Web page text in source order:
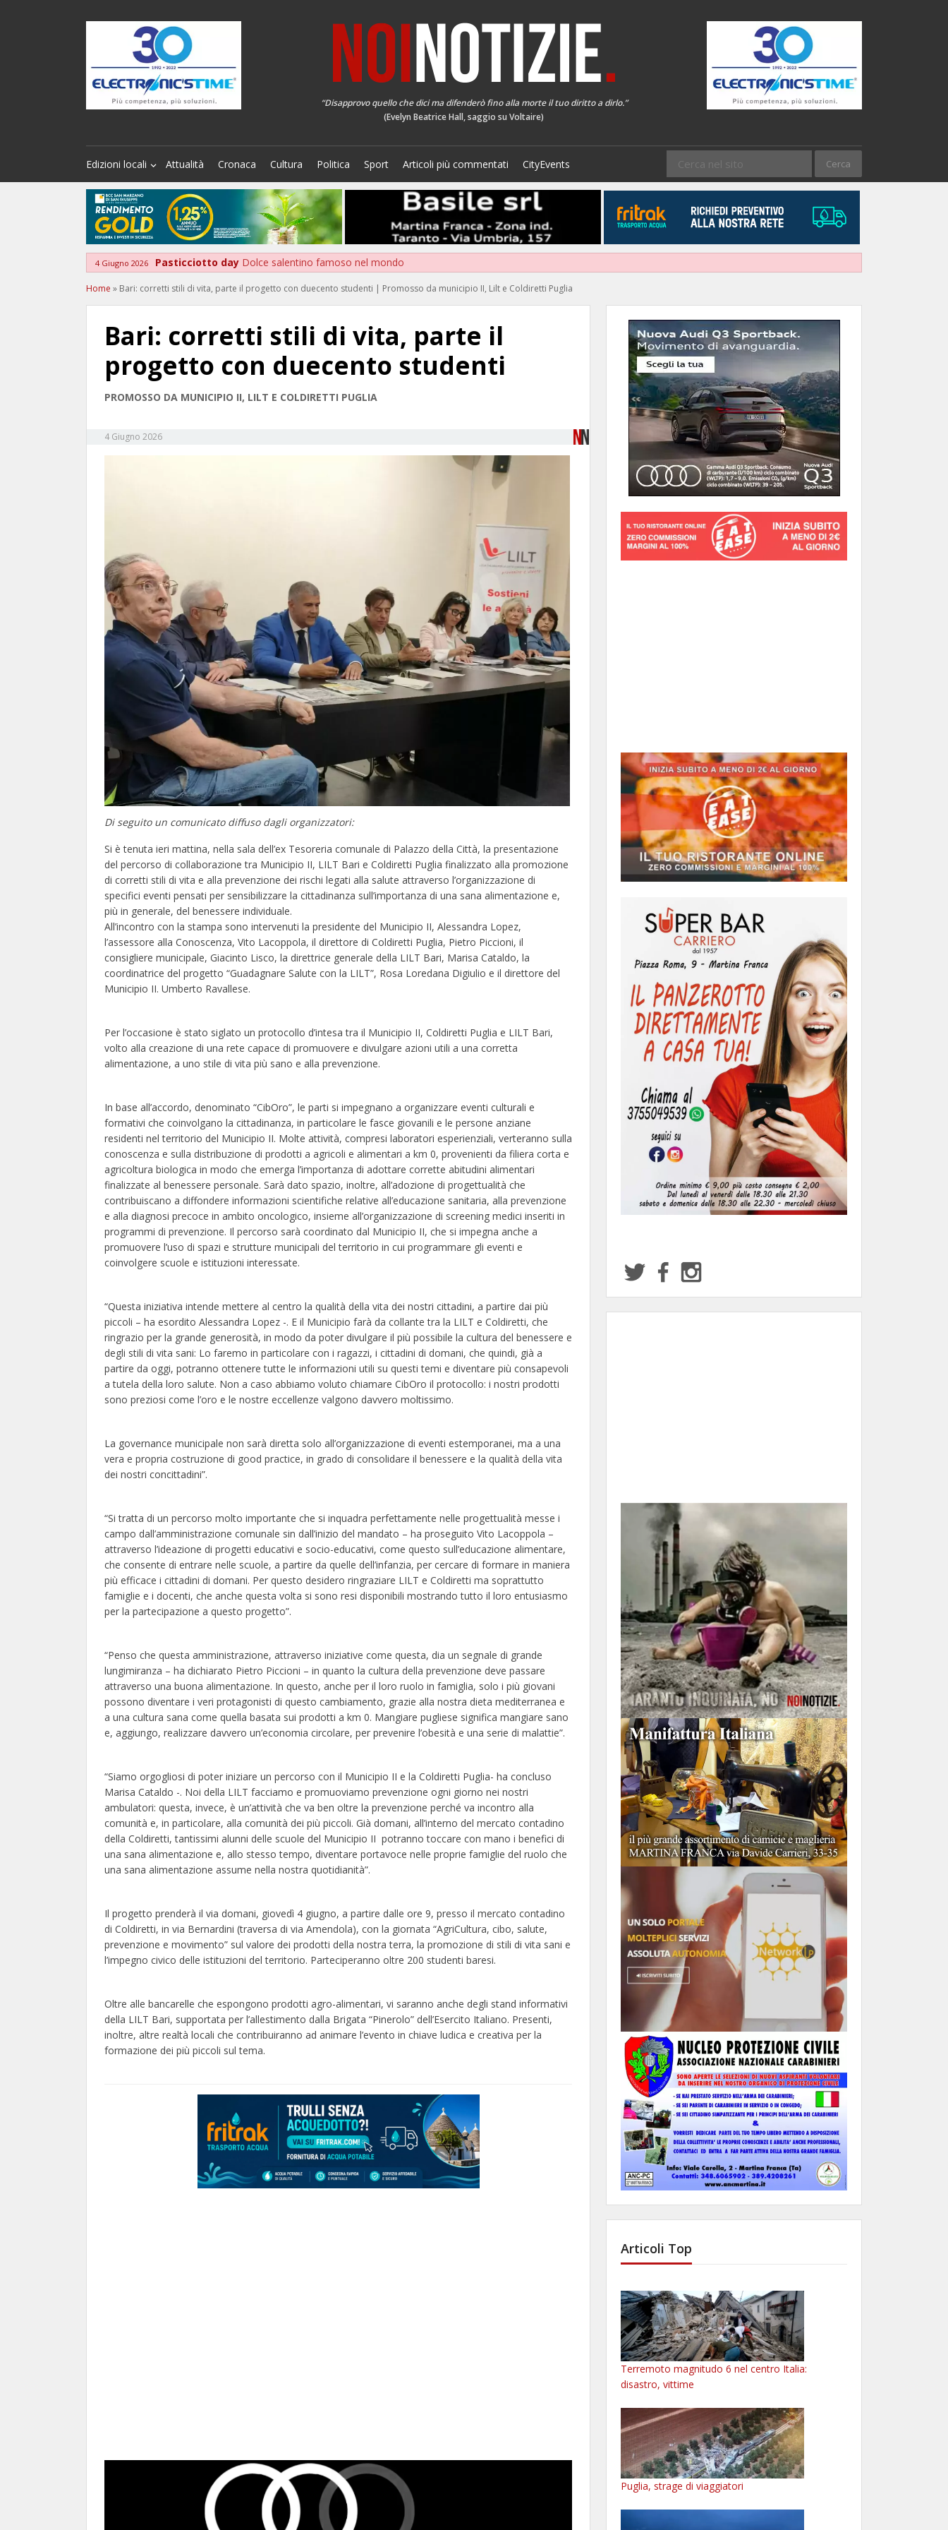
“Disapprovo quello che dici ma difenderò fino alla morte il tuo diritto a dirlo.”
(Evelyn Beatrice Hall, saggio su Voltaire)
Edizioni locali Attualità Cronaca Cultura Politica Sport Articoli più commentati CityEvents
4 Giugno 2026 Pasticciotto day Dolce salentino famoso nel mondo
Home » Bari: corretti stili di vita, parte il progetto con duecento studenti | Promosso da municipio II, Lilt e Coldiretti Puglia
Bari: corretti stili di vita, parte il
progetto con duecento studenti
PROMOSSO DA MUNICIPIO II, LILT E COLDIRETTI PUGLIA
4 Giugno 2026
Di seguito un comunicato diffuso dagli organizzatori:
Si è tenuta ieri mattina, nella sala dell’ex Tesoreria comunale di Palazzo della Città, la presentazione
del percorso di collaborazione tra Municipio II, LILT Bari e Coldiretti Puglia finalizzato alla promozione
di corretti stili di vita e alla prevenzione dei rischi legati alla salute attraverso l’organizzazione di
specifici eventi pensati per sensibilizzare la cittadinanza sull’importanza di una sana alimentazione e,
più in generale, del benessere individuale.
All’incontro con la stampa sono intervenuti la presidente del Municipio II, Alessandra Lopez,
l’assessore alla Conoscenza, Vito Lacoppola, il direttore di Coldiretti Puglia, Pietro Piccioni, il
consigliere municipale, Giacinto Lisco, la direttrice generale della LILT Bari, Marisa Cataldo, la
coordinatrice del progetto “Guadagnare Salute con la LILT”, Rosa Loredana Digiulio e il direttore del
Municipio II. Umberto Ravallese.
Per l’occasione è stato siglato un protocollo d’intesa tra il Municipio II, Coldiretti Puglia e LILT Bari,
volto alla creazione di una rete capace di promuovere e divulgare azioni utili a una corretta
alimentazione, a uno stile di vita più sano e alla prevenzione.
In base all’accordo, denominato “CibOro”, le parti si impegnano a organizzare eventi culturali e
formativi che coinvolgano la cittadinanza, in particolare le fasce giovanili e le persone anziane
residenti nel territorio del Municipio II. Molte attività, compresi laboratori esperienziali, verteranno sulla
conoscenza e sulla distribuzione di prodotti a agricoli e alimentari a km 0, provenienti da filiera corta e
agricoltura biologica in modo che emerga l’importanza di adottare corrette abitudini alimentari
finalizzate al benessere personale. Sarà dato spazio, inoltre, all’adozione di progettualità che
contribuiscano a diffondere informazioni scientifiche relative all’educazione sanitaria, alla prevenzione
e alla diagnosi precoce in ambito oncologico, insieme all’organizzazione di screening medici inseriti in
programmi di prevenzione. Il percorso sarà coordinato dal Municipio II, che si impegna anche a
promuovere l’uso di spazi e strutture municipali del territorio in cui programmare gli eventi e
coinvolgere scuole e istituzioni interessate.
“Questa iniziativa intende mettere al centro la qualità della vita dei nostri cittadini, a partire dai più
piccoli – ha esordito Alessandra Lopez -. E il Municipio farà da collante tra la LILT e Coldiretti, che
ringrazio per la grande generosità, in modo da poter divulgare il più possibile la cultura del benessere e
degli stili di vita sani: Lo faremo in particolare con i ragazzi, i cittadini di domani, che quindi, già a
partire da oggi, potranno ottenere tutte le informazioni utili su questi temi e diventare più consapevoli
a tutela della loro salute. Non a caso abbiamo voluto chiamare CibOro il protocollo: i nostri prodotti
sono preziosi come l’oro e le nostre eccellenze valgono davvero moltissimo.
La governance municipale non sarà diretta solo all’organizzazione di eventi estemporanei, ma a una
vera e propria costruzione di good practice, in grado di consolidare il benessere e la qualità della vita
dei nostri concittadini”.
“Si tratta di un percorso molto importante che si inquadra perfettamente nelle progettualità messe i
campo dall’amministrazione comunale sin dall’inizio del mandato – ha proseguito Vito Lacoppola –
attraverso l’ideazione di progetti educativi e socio-educativi, come questo sull’educazione alimentare,
che consente di entrare nelle scuole, a partire da quelle dell’infanzia, per cercare di formare in maniera
più efficace i cittadini di domani. Per questo desidero ringraziare LILT e Coldiretti ma soprattutto
famiglie e i docenti, che anche questa volta si sono resi disponibili mostrando tutto il loro entusiasmo
per la partecipazione a questo progetto”.
“Penso che questa amministrazione, attraverso iniziative come questa, dia un segnale di grande
lungimiranza – ha dichiarato Pietro Piccioni – in quanto la cultura della prevenzione deve passare
attraverso una buona alimentazione. In questo, anche per il loro ruolo in famiglia, solo i più giovani
possono diventare i veri protagonisti di questo cambiamento, grazie alla nostra dieta mediterranea e
a una cultura sana come quella basata sui prodotti a km 0. Mangiare pugliese significa mangiare sano
e, aggiungo, realizzare davvero un’economia circolare, per prevenire l’obesità e una serie di malattie”.
“Siamo orgogliosi di poter iniziare un percorso con il Municipio II e la Coldiretti Puglia- ha concluso
Marisa Cataldo -. Noi della LILT facciamo e promuoviamo prevenzione ogni giorno nei nostri
ambulatori: questa, invece, è un’attività che va ben oltre la prevenzione perché va incontro alla
comunità e, in particolare, alla comunità dei più piccoli. Già domani, all’interno del mercato contadino
della Coldiretti, tantissimi alunni delle scuole del Municipio II potranno toccare con mano i benefici di
una sana alimentazione e, allo stesso tempo, diventare portavoce nelle proprie famiglie del ruolo che
una sana alimentazione assume nella nostra quotidianità”.
Il progetto prenderà il via domani, giovedì 4 giugno, a partire dalle ore 9, presso il mercato contadino
di Coldiretti, in via Bernardini (traversa di via Amendola), con la giornata “AgriCultura, cibo, salute,
prevenzione e movimento” sul valore dei prodotti della nostra terra, la promozione di stili di vita sani e
l’impegno civico delle istituzioni del territorio. Parteciperanno oltre 200 studenti baresi.
Oltre alle bancarelle che espongono prodotti agro-alimentari, vi saranno anche degli stand informativi
della LILT Bari, supportata per l’allestimento dalla Brigata “Pinerolo” dell’Esercito Italiano. Presenti,
inoltre, altre realtà locali che contribuiranno ad animare l’evento in chiave ludica e creativa per la
formazione dei più piccoli sul tema.
Articoli Top
Terremoto magnitudo 6 nel centro Italia:
disastro, vittime
Puglia, strage di viaggiatori